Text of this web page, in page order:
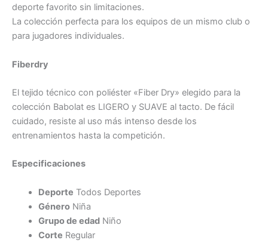
deporte favorito sin limitaciones.
La colección perfecta para los equipos de un mismo club o
para jugadores individuales.
Fiberdry
El tejido técnico con poliéster «Fiber Dry» elegido para la
colección Babolat es LIGERO y SUAVE al tacto. De fácil
cuidado, resiste al uso más intenso desde los
entrenamientos hasta la competición.
Especificaciones
Deporte Todos Deportes
GéneroNiña
Grupo de edadNiño
Corte Regular